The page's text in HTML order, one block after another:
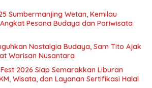
Sumbermanjing Wetan, Kemilau
Pesona Budaya dan Pariwisata
Nostalgia Budaya, Sam Tito Ajak
Warisan Nusantara
2026 Siap Semarakkan Liburan
Wisata, dan Layanan Sertifikasi Halal